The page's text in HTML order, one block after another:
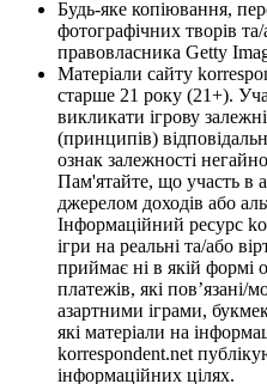
Будь-яке копіювання,
фотографічних творів та/
правовласника Getty
Матеріали сайту
старше 21 року (21+).
викликати ігрову
(принципів)
ознак залежності
Пам'ятайте, що участь в
джерелом доходів або
Інформаційний ресурс
ігри на реальні та/або
приймає ні в якій формі
платежів, які пов’язані/
азартними іграми,
які матеріали на
korrespondent.net
інформаційних цілях.